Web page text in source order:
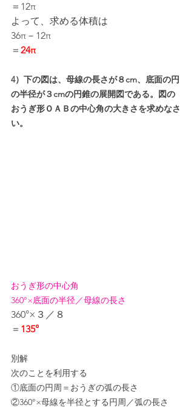
＝12π
よって、求める体積は
36π－12π
＝ 24π
4）下の図は、母線の長さが８cm、底面の円
の半径が３cmの円錐の展開図である。図の
おうぎ形ＯＡＢの中心角の大きさを求めなさ
い。
おうぎ形の中心角
360°×底面の半径／母線の長さ
360°×３／８
＝ 135°
別解
次のことを利用する
①底面の円周＝おうぎの弧の長さ
②360°×母線を半径とする円周／弧の長さ